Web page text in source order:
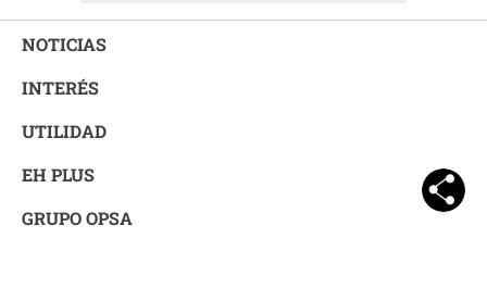
NOTICIAS
INTERÉS
UTILIDAD
EH PLUS
GRUPO OPSA